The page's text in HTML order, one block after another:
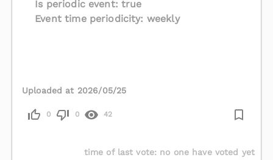
Is periodic event: true
Event time periodicity: weekly
Uploaded at 2026/05/25
0 0 42
time of last vote: no one have voted yet